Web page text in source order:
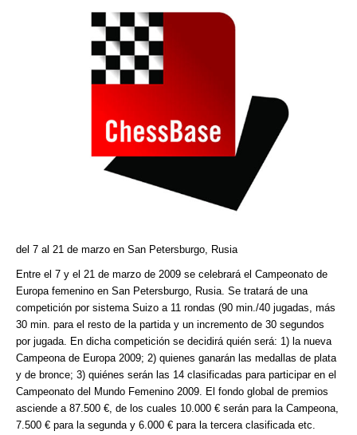
del 7 al 21 de marzo en San Petersburgo, Rusia
Entre el 7 y el 21 de marzo de 2009 se celebrará el Campeonato de
Europa femenino en San Petersburgo, Rusia. Se tratará de una
competición por sistema Suizo a 11 rondas (90 min./40 jugadas, más
30 min. para el resto de la partida y un incremento de 30 segundos
por jugada. En dicha competición se decidirá quién será: 1) la nueva
Campeona de Europa 2009; 2) quienes ganarán las medallas de plata
y de bronce; 3) quiénes serán las 14 clasificadas para participar en el
Campeonato del Mundo Femenino 2009. El fondo global de premios
asciende a 87.500 €, de los cuales 10.000 € serán para la Campeona,
7.500 € para la segunda y 6.000 € para la tercera clasificada etc.